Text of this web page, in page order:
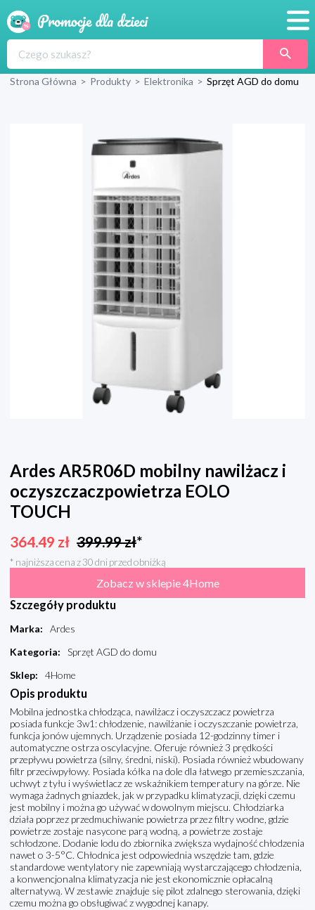
Produkty
Blog
Wyprawka
Strona Główna > Produkty > Elektronika > Sprzęt AGD do domu
Ardes AR5R06D mobilny nawilżacz i
oczyszczaczpowietrza EOLO
TOUCH
364.49 zł 399.99zł*
* najniższa cena z 30 dni przed obniżką
Zobacz w sklepie 4Home
Szczegóły produktu
Marka:
Ardes
Kategoria:
Sprzęt AGD do domu
Sklep: 4Home
Opis produktu
Mobilna jednostka chłodząca, nawilżacz i oczyszczacz powietrza
posiada funkcje 3w1: chłodzenie, nawilżanie i oczyszczanie powietrza,
funkcja jonów ujemnych. Urządzenie posiada 12-godzinny timer i
automatyczne ostrza oscylacyjne. Oferuje również 3 prędkości
przepływu powietrza (silny, średni, niski). Posiada również wbudowany
filtr przeciwpyłowy. Posiada kółka na dole dla łatwego przemieszczania,
uchwyt z tyłu i wyświetlacz ze wskaźnikiem temperatury na górze. Nie
wymaga żadnych gniazdek, jak w przypadku klimatyzacji, dzięki czemu
jest mobilny i można go używać w dowolnym miejscu. Chłodziarka
działa poprzez przedmuchiwanie powietrza przez filtry wodne, gdzie
powietrze zostaje nasycone parą wodną, a powietrze zostaje
schłodzone. Dodanie lodu do zbiornika zwiększa wydajność chłodzenia
nawet o 3-5°C. Chłodnica jest odpowiednia wszędzie tam, gdzie
standardowe wentylatory nie zapewniają wystarczającego chłodzenia,
a konwencjonalna klimatyzacja nie jest ekonomicznie opłacalną
alternatywą. W zestawie znajduje się pilot zdalnego sterowania, dzięki
czemu można go obsługiwać z wygodnej kanapy.